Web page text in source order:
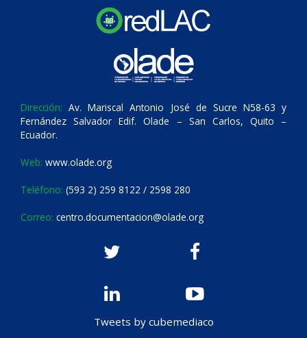
Dirección: Av. Mariscal Antonio José de Sucre N58-63 y
Fernández Salvador Edif. Olade – San Carlos, Quito –
Ecuador.
Web: www.olade.org
Teléfono: (593 2) 259 8122 / 2598 280
Correo: centro.documentacion@olade.org
Tweets by cubemediaco